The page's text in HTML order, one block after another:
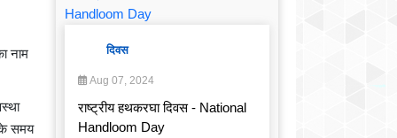
नाम
के समय
दिवस
Aug 07, 2024
राष्ट्रीय हथकरघा दिवस - National
Handloom Day